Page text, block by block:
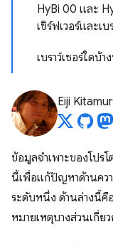
HyBi 00 และ
เซิร์ฟเวอร์และเบ
เบราว์เซอร์ใดบ้
Eiji
ข้อมูลจำเพาะของโปร
นี้เพื่อแก้ปัญหาด้านคว
ระดับหนึ่ง ด้านล่างนี้คื
หมายเหตุบางส่วนเกี่ย